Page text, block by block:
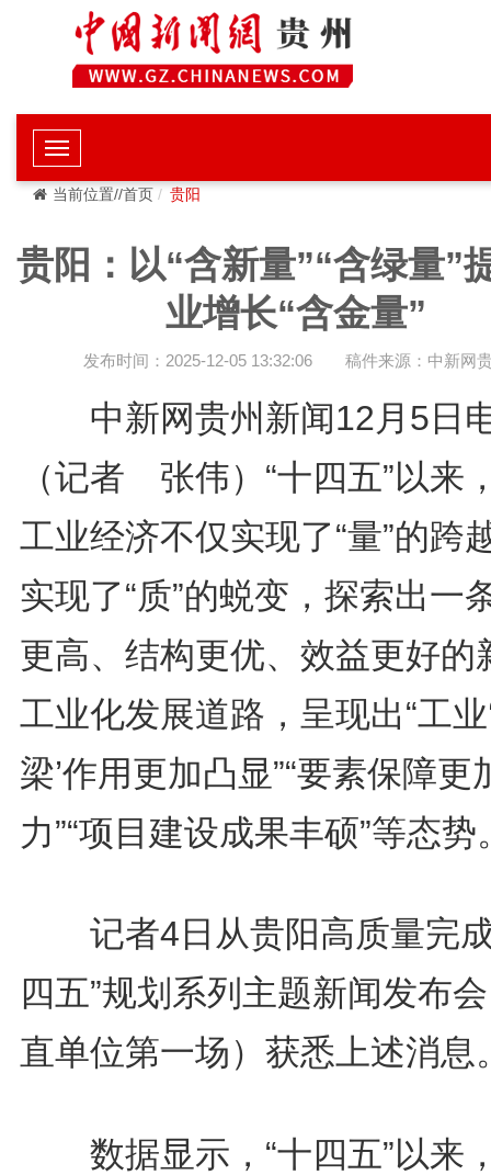
当前位置//首页 贵阳
贵阳：以“含新量”“含绿量”
业增长“含金量”
发布时间：2025-12-05 13:32:06 稿件来源：中新网
中新网贵州新闻12月5
（记者 张伟）“十四五”以来
工业经济不仅实现了“量”的跨
实现了“质”的蜕变，探索出一
更高、结构更优、效益更好的
工业化发展道路，呈现出“工业
梁’作用更加凸显”“要素保障更
力”“项目建设成果丰硕”等态势
记者4日从贵阳高质量完
四五”规划系列主题新闻发布
直单位第一场）获悉上述消息
数据显示，“十四五”以来